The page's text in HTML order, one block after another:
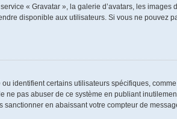
« Gravatar », la galerie d’avatars, les images
disponible aux utilisateurs. Si vous ne pouvez
identifient certains utilisateurs spécifiques,
ne pas abuser de ce système en publiant
sanctionner en abaissant votre compteur de